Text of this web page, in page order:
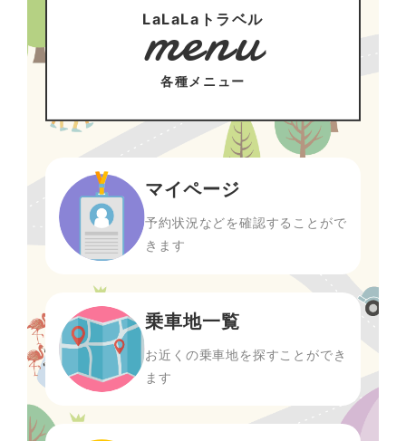
LaLaLaトラベル
menu
各種メニュー
マイページ
予約状況などを確認することがで
きます
乗車地一覧
お近くの乗車地を探すことができ
ます